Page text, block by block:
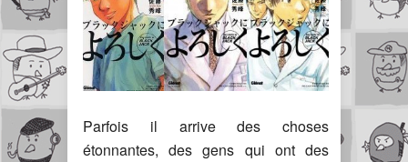
Parfois il arrive des choses
étonnantes, des gens qui ont des